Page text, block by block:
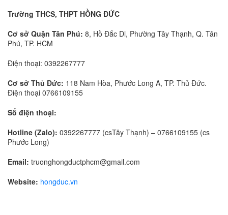
Trường THCS, THPT HỒNG ĐỨC
Cơ sở Quận Tân Phú: 8, Hồ Đắc Di, Phường Tây Thạnh, Q. Tân
Phú, TP. HCM
Điện thoại: 0392267777
Cơ sở Thủ Đức: 118 Nam Hòa, Phước Long A, TP. Thủ Đức.
Điện thoại 0766109155
Số điện thoại:
Hotline (Zalo): 0392267777 (csTây Thạnh) – 0766109155 (cs
Phước Long)
Email: truonghongductphcm@gmail.com
Website: hongduc.vn